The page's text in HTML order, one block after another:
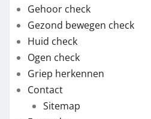
Gehoor check
Gezond bewegen check
Huid check
Ogen check
Griep herkennen
Contact
Sitemap